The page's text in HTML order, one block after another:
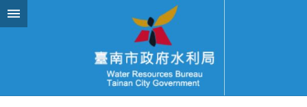
跳到主要內容區塊